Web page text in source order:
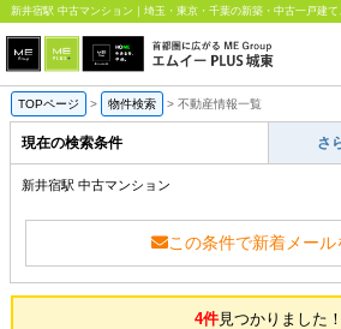
TOPページ > 物件検索 > 不動産情報一覧
現在の検索条件 さ
新井宿駅 中古マンション
この条件で新着メール
4件見つかりました！